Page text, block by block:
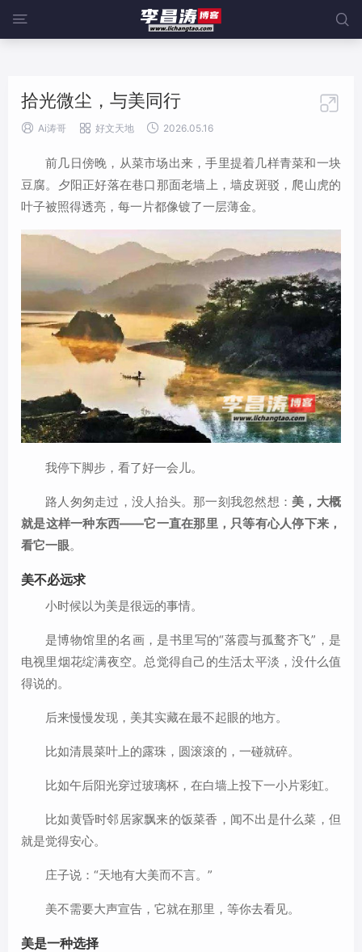
@media screen and (max-width:919px){ .sidebar {display: block;
width: 100%;margin-left: 0;} }
 

拾光微尘，与美同行
 Ai涛哥  好文天地  2026.05.16
前几日傍晚，从菜市场出来，手里提着几样青菜和一块
豆腐。夕阳正好落在巷口那面老墙上，墙皮斑驳，爬山虎的
叶子被照得透亮，每一片都像镀了一层薄金。
我停下脚步，看了好一会儿。
路人匆匆走过，没人抬头。那一刻我忽然想： 美，大概
就是这样一种东西——它一直在那里，只等有心人停下来，
看它一眼。
美不必远求
小时候以为美是很远的事情。
是博物馆里的名画，是书里写的“落霞与孤鹜齐飞”，是
电视里烟花绽满夜空。总觉得自己的生活太平淡，没什么值
得说的。
后来慢慢发现，美其实藏在最不起眼的地方。
比如清晨菜叶上的露珠，圆滚滚的，一碰就碎。
比如午后阳光穿过玻璃杯，在白墙上投下一小片彩虹。
比如黄昏时邻居家飘来的饭菜香，闻不出是什么菜，但
就是觉得安心。
庄子说：“天地有大美而不言。”
美不需要大声宣告，它就在那里，等你去看见。
美是一种选择